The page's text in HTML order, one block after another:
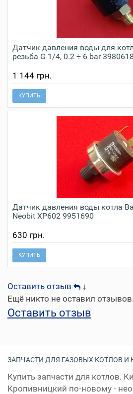
Датчик давления воды для
резьба G 1/4, 0.2 ÷ 6 bar
1 144 грн.
КУПИТЬ
Датчик давления воды котла
Neobit XP602 9951690
630 грн.
КУПИТЬ
Оставить отзыв
↓
Ещё никто не оставил отзывов.
Оставить отзыв
ЗАПЧАСТИ ДЛЯ ГАЗОВЫХ КОТЛОВ И
Купить запчасти для котлов.
Кропивницкий по-новому -